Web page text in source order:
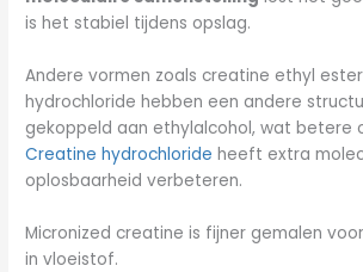
is het stabiel tijdens opslag.
Andere vormen zoals creatine ethyl
hydrochloride hebben een andere
gekoppeld aan ethylalcohol, wat betere
Creatine hydrochloride heeft extra
oplosbaarheid verbeteren.
Micronized creatine is fijner gemalen
in vloeistof.